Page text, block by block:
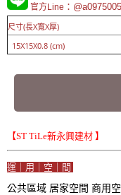
官方Line ：
尺寸(長X寬X厚)
15X15X0.8 (cm)
【ST TiLe新永興建材 】
運｜用｜空｜間
公共區域 居家空間 商用